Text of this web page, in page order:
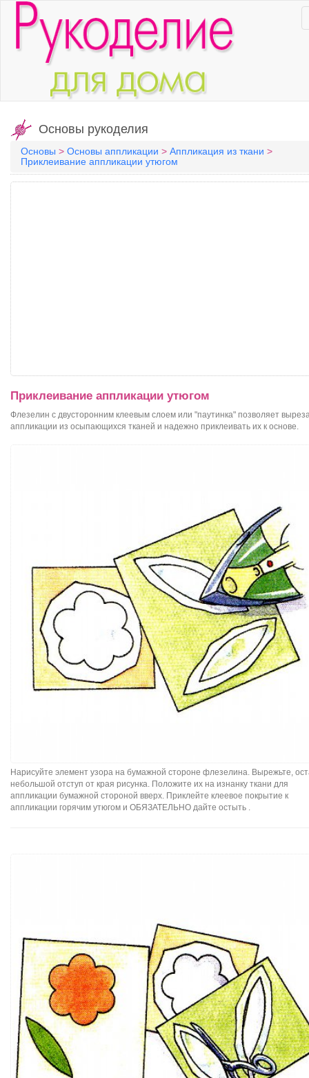
Основы рукоделия
Основы > Основы аппликации > Аппликация из ткани >
Приклеивание аппликации утюгом
Приклеивание аппликации утюгом
Флезелин с двусторонним клеевым слоем или "паутинка" позволяет
аппликации из осыпающихся тканей и надежно приклеивать их к основе.
Нарисуйте элемент узора на бумажной стороне флезелина. Вырежьте,
небольшой отступ от края рисунка. Положите их на изнанку ткани для
аппликации бумажной стороной вверх. Приклейте клеевое покрытие к
аппликации горячим утюгом и ОБЯЗАТЕЛЬНО дайте остыть .